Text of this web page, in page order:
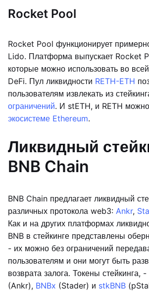
Rocket Pool
Rocket Pool функционирует
Lido. Платформа выпускает Rocket
которые можно использовать во
DeFi. Пул ликвидности RETH-ETH
пользователям извлекать из
ограничений. И stETH, и RETH
экосистеме Ethereum.
Ликвидный
BNB Chain
BNB Chain предлагает ликвидный
различных протокола web3: Ankr,
Как и на других платформах
BNB в стейкинге представлены
- их можно без ограничений
пользователям и они могут быть
возврата залога. Токены стейкинга, -
(Ankr), BNBx (Stader) и stkBNB